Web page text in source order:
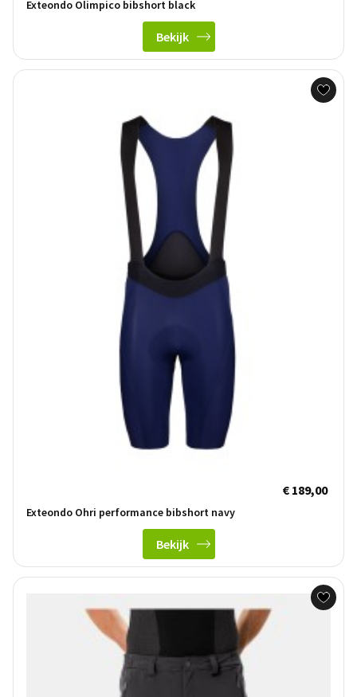
Exteondo Olimpico bibshort black
Bekijk
€ 189,00
Exteondo Ohri performance bibshort navy
Bekijk